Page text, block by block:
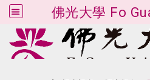
佛光大學 Fo